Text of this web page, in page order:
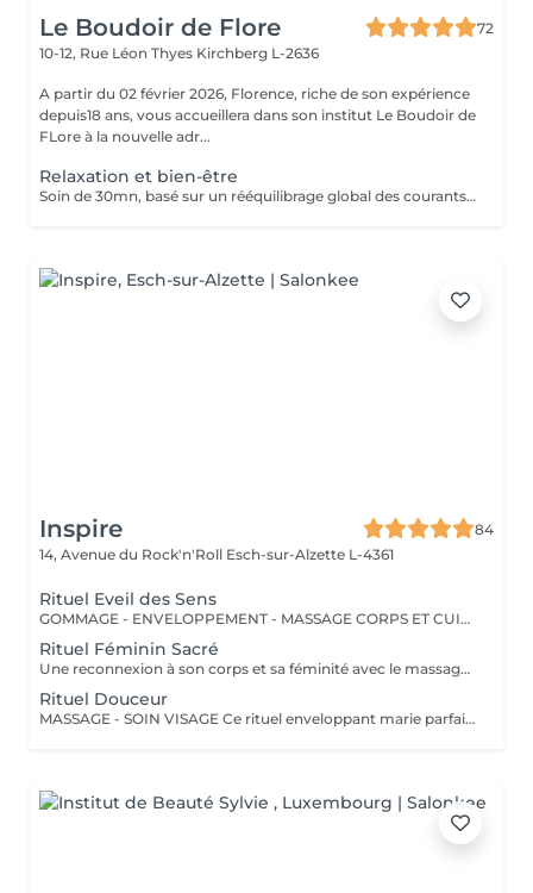
Le Boudoir de Flore
72
10-12, Rue Léon Thyes Kirchberg L-2636
A partir du 02 février 2026, Florence, riche de son expérience
depuis18 ans, vous accueillera dans son institut Le Boudoir de
FLore à la nouvelle adr...
Relaxation et bien-être
Soin de 30mn, basé sur un rééquilibrage global des courants d'énergies dans le corps. La technique des polarités apporte une grande détente, soulage les douleurs et élimine tous les blocages énergétiques situés entre les articulations. Associé à 30mn de magnétisme crânien. Pour ce soin, vous pouvez rester habillé.
Inspire
84
14, Avenue du Rock'n'Roll Esch-sur-Alzette L-4361
Rituel Eveil des Sens
GOMMAGE - ENVELOPPEMENT - MASSAGE CORPS ET CUIR CHEVELU Ce rituel sensoriel sublime votre peau et réveille vos sens. Un gommage délicat, suivi d'un enveloppement nourrissant, détendent le corps pendant qu'un massage du cuir chevelu apaise l'esprit. Le soin se poursuit avec un massage du corps de 30 minutes, pour une peau satiné, un esprit léger et un corps profondément relaxé.
Rituel Féminin Sacré
Une reconnexion à son corps et sa féminité avec le massage Babylonien. Un "massage émotionnel" réconfortant et enveloppant par ses manuvres ondulantes. Une huile naturelle au lotus sacré est utilisée pour sublimer la peau et le rituel se clôture par le tirage d'une carte dans l'oracle des Femmes Ancestrales pour recevoir leur message. Un véritable voyage à la rencontre de soi.
Rituel Douceur
MASSAGE - SOIN VISAGE Ce rituel enveloppant marie parfaitement détente corporelle et éclat du visage. Après un massage de 30 minutes pour relâcher les tensions, votre peau est choyée lors d'un soin visage complet, révélant sa lumière naturelle. Une bulle de douceur pour retrouver équilibre et sérénité.